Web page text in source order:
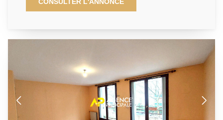
vous présenter ce bel appartement 3 pièces en rez-
de beaux volumes et un accès direct sur une grande
terrasse entièrement refaite il y a deux ans à peine.
Vous découvrirez ensuite un couloir desservant une
salle d'eau moderne avec grande douche à l'italienne,
un WC ainsi que deux chambres. Sans oublier un
agréable jardin faisant office de second espace